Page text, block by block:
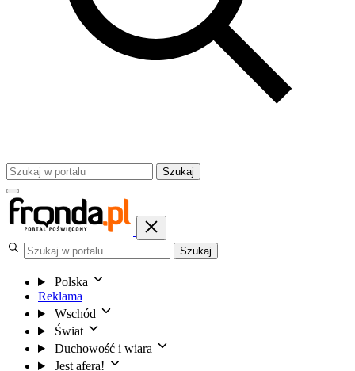
Szukaj
Szukaj
Polska
Reklama
Wschód
Świat
Duchowość i wiara
Jest afera!